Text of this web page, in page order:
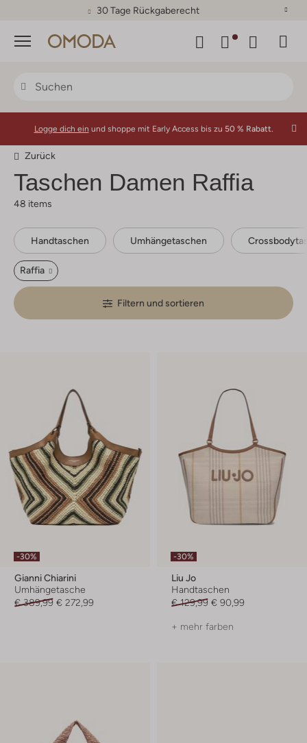
30 Tage Rückgaberecht
Menü
Logge dich ein und shoppe mit Early Access bis zu 50 % Rabatt.
Zurück
Taschen Damen Raffia
48 items
Handtaschen Umhängetaschen
Raffia
Filtern und sortieren
-30%
Gianni Chiarini
Umhängetasche
€ 389,99 € 272,99
-30%
Liu Jo
Handtaschen
€ 129,99 € 90,99
+ mehr farben